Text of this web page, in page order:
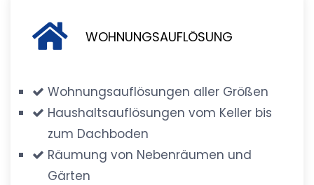
WOHNUNGSAUFLÖSUNG
Wohnungsauflösungen aller Größen
Haushaltsauflösungen vom Keller bis
zum Dachboden
Räumung von Nebenräumen und
Gärten